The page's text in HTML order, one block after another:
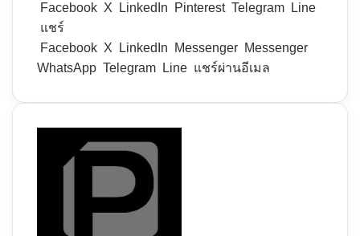
Facebook X LinkedIn Pinterest Telegram
Line
แชร์
Facebook X LinkedIn Messenger Messenger
WhatsApp Telegram Line แชร์ผ่านอีเมล